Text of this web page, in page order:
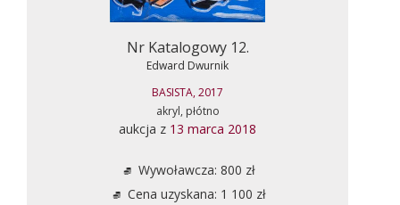
Nr Katalogowy 12.
Edward Dwurnik
BASISTA, 2017
akryl, płótno
aukcja z 13 marca 2018
Wywoławcza: 800 zł
Cena uzyskana: 1 100 zł